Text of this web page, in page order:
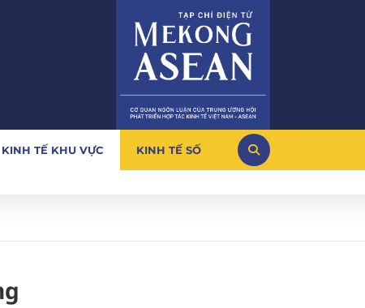
KINH TẾ KHU VỰC KINH TẾ SỐ